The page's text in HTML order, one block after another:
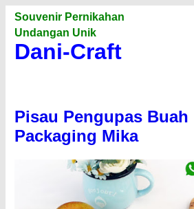
Souvenir Pernikahan
Undangan Unik
Dani-Craft
Pisau Pengupas Buah
Packaging Mika